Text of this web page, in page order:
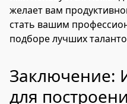
желает вам
стать вашим
подборе лучших
Заключение:
для